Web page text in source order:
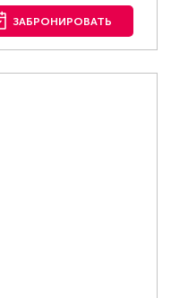
ЗАБРОНИРОВАТЬ